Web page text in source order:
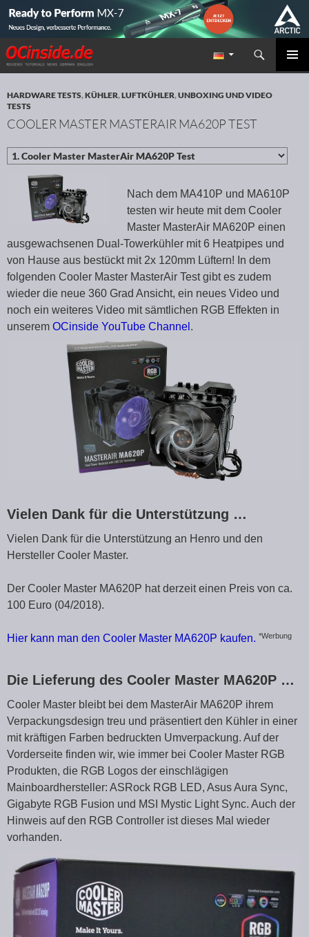
Redaktion ocinside.de PC Hardware Portal
Suchen
ZUM INHALT SPRINGEN
HARDWARE TESTS,KÜHLER,LUFTKÜHLER,UNBOXING UND VIDEO
TESTS
COOLER MASTER MASTERAIR MA620P TEST
Nach dem MA410P und MA610P
testen wir heute mit dem Cooler
Master MasterAir MA620P einen
ausgewachsenen Dual-Towerkühler mit 6 Heatpipes und
von Hause aus bestückt mit 2x 120mm Lüftern! In dem
folgenden Cooler Master MasterAir Test gibt es zudem
wieder die neue 360 Grad Ansicht, ein neues Video und
noch ein weiteres Video mit sämtlichen RGB Effekten in
unserem OCinside YouTube Channel .
Vielen Dank für die Unterstützung …
Vielen Dank für die Unterstützung an Henro und den
Hersteller Cooler Master.
Der Cooler Master MA620P hat derzeit einen Preis von ca.
100 Euro (04/2018).
Hier kann man den Cooler Master MA620P kaufen. *Werbung
Die Lieferung des Cooler Master MA620P …
Cooler Master bleibt bei dem MasterAir MA620P ihrem
Verpackungsdesign treu und präsentiert den Kühler in einer
mit kräftigen Farben bedruckten Umverpackung. Auf der
Vorderseite finden wir, wie immer bei Cooler Master RGB
Produkten, die RGB Logos der einschlägigen
Mainboardhersteller: ASRock RGB LED, Asus Aura Sync,
Gigabyte RGB Fusion und MSI Mystic Light Sync. Auch der
Hinweis auf den RGB Controller ist dieses Mal wieder
vorhanden.